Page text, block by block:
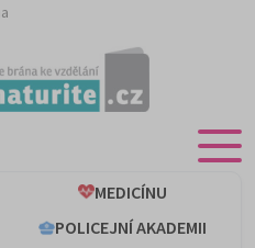
MEDICÍNU
POLICEJNÍ AKADEMII